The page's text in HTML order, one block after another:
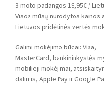
3 moto padangos 19,95€ /
Visos mūsų nurodytos kainos
Lietuvos pridėtinės vertės
Galimi mokėjimo būdai: Visa,
MasterCard, bankininkystės
mobilieji mokėjimai,
dalimis, Apple Pay ir Google